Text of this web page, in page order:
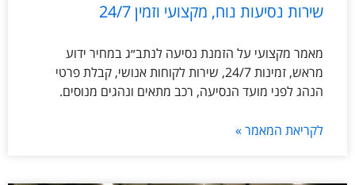
שירות נסיעות נוח, מקצועי וזמין 24/7
מאמר מקצועי על הזמנת נסיעה לנתב״ג במחיר ידוע
מראש, זמינות 24/7, שירות לקוחות אנושי, קבלת פרטי
הנהג לפני מועד הנסיעה, רכב מתאים ונהגים מנוסים.
לקריאת המאמר »